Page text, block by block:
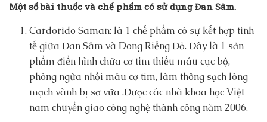
Một số bài thuốc và chế phẩm có sử dụng Đan Sâm.
Cardorido Saman: là 1 chế phẩm có sự kết hợp tinh
tế giữa Đan Sâm và Dong Riềng Đỏ. Đây là 1 sản
phẩm điển hình chữa cơ tim thiếu máu cục bộ,
phòng ngừa nhồi máu cơ tim, làm thông sạch lòng
mạch vành bị sơ vữa .Được các nhà khoa học Việt
nam chuyển giao công nghệ thành công năm 2006.